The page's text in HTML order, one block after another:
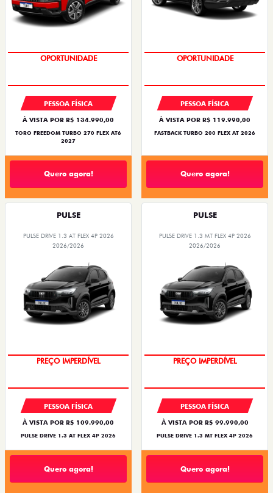
PESSOA FÍSICA
À VISTA POR R$ 134.990,00
TORO FREEDOM TURBO 270 FLEX AT6
2027
Quero agora!
OPORTUNIDADE
PESSOA FÍSICA
À VISTA POR R$ 119.990,00
FASTBACK TURBO 200 FLEX AT 2026
Quero agora!
PULSE
PULSE DRIVE 1.3 AT FLEX 4P 2026
2026/2026
PREÇO IMPERDÍVEL
BARATO DO BRASIL
PESSOA FÍSICA
À VISTA POR R$ 109.990,00
PULSE DRIVE 1.3 AT FLEX 4P 2026
Quero agora!
PULSE
PULSE DRIVE 1.3 MT FLEX 4P 2026
2026/2026
PREÇO IMPERDÍVEL
PESSOA FÍSICA
À VISTA POR R$ 99.990,00
PULSE DRIVE 1.3 MT FLEX 4P 2026
Quero agora!